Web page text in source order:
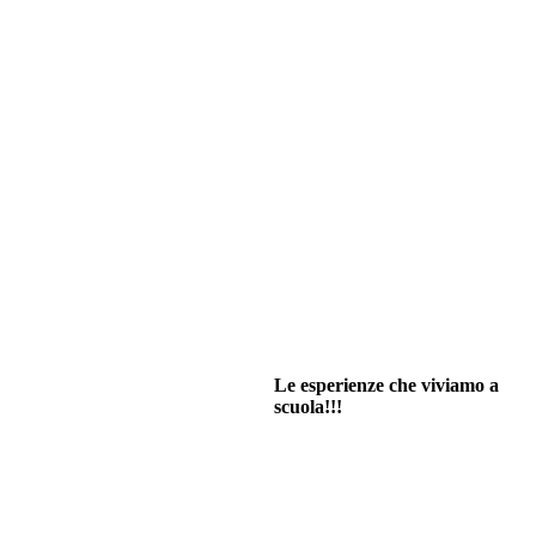
Le esperienze che viviamo a
scuola!!!